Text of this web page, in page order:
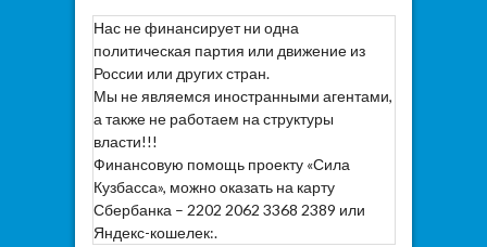
Нас не финансирует ни одна
политическая партия или движение из
России или других стран.
Мы не являемся иностранными агентами,
а также не работаем на структуры
власти!!!
Финансовую помощь проекту «Сила
Кузбасса», можно оказать на карту
Сбербанка – 2202 2062 3368 2389 или
Яндекс-кошелек:.